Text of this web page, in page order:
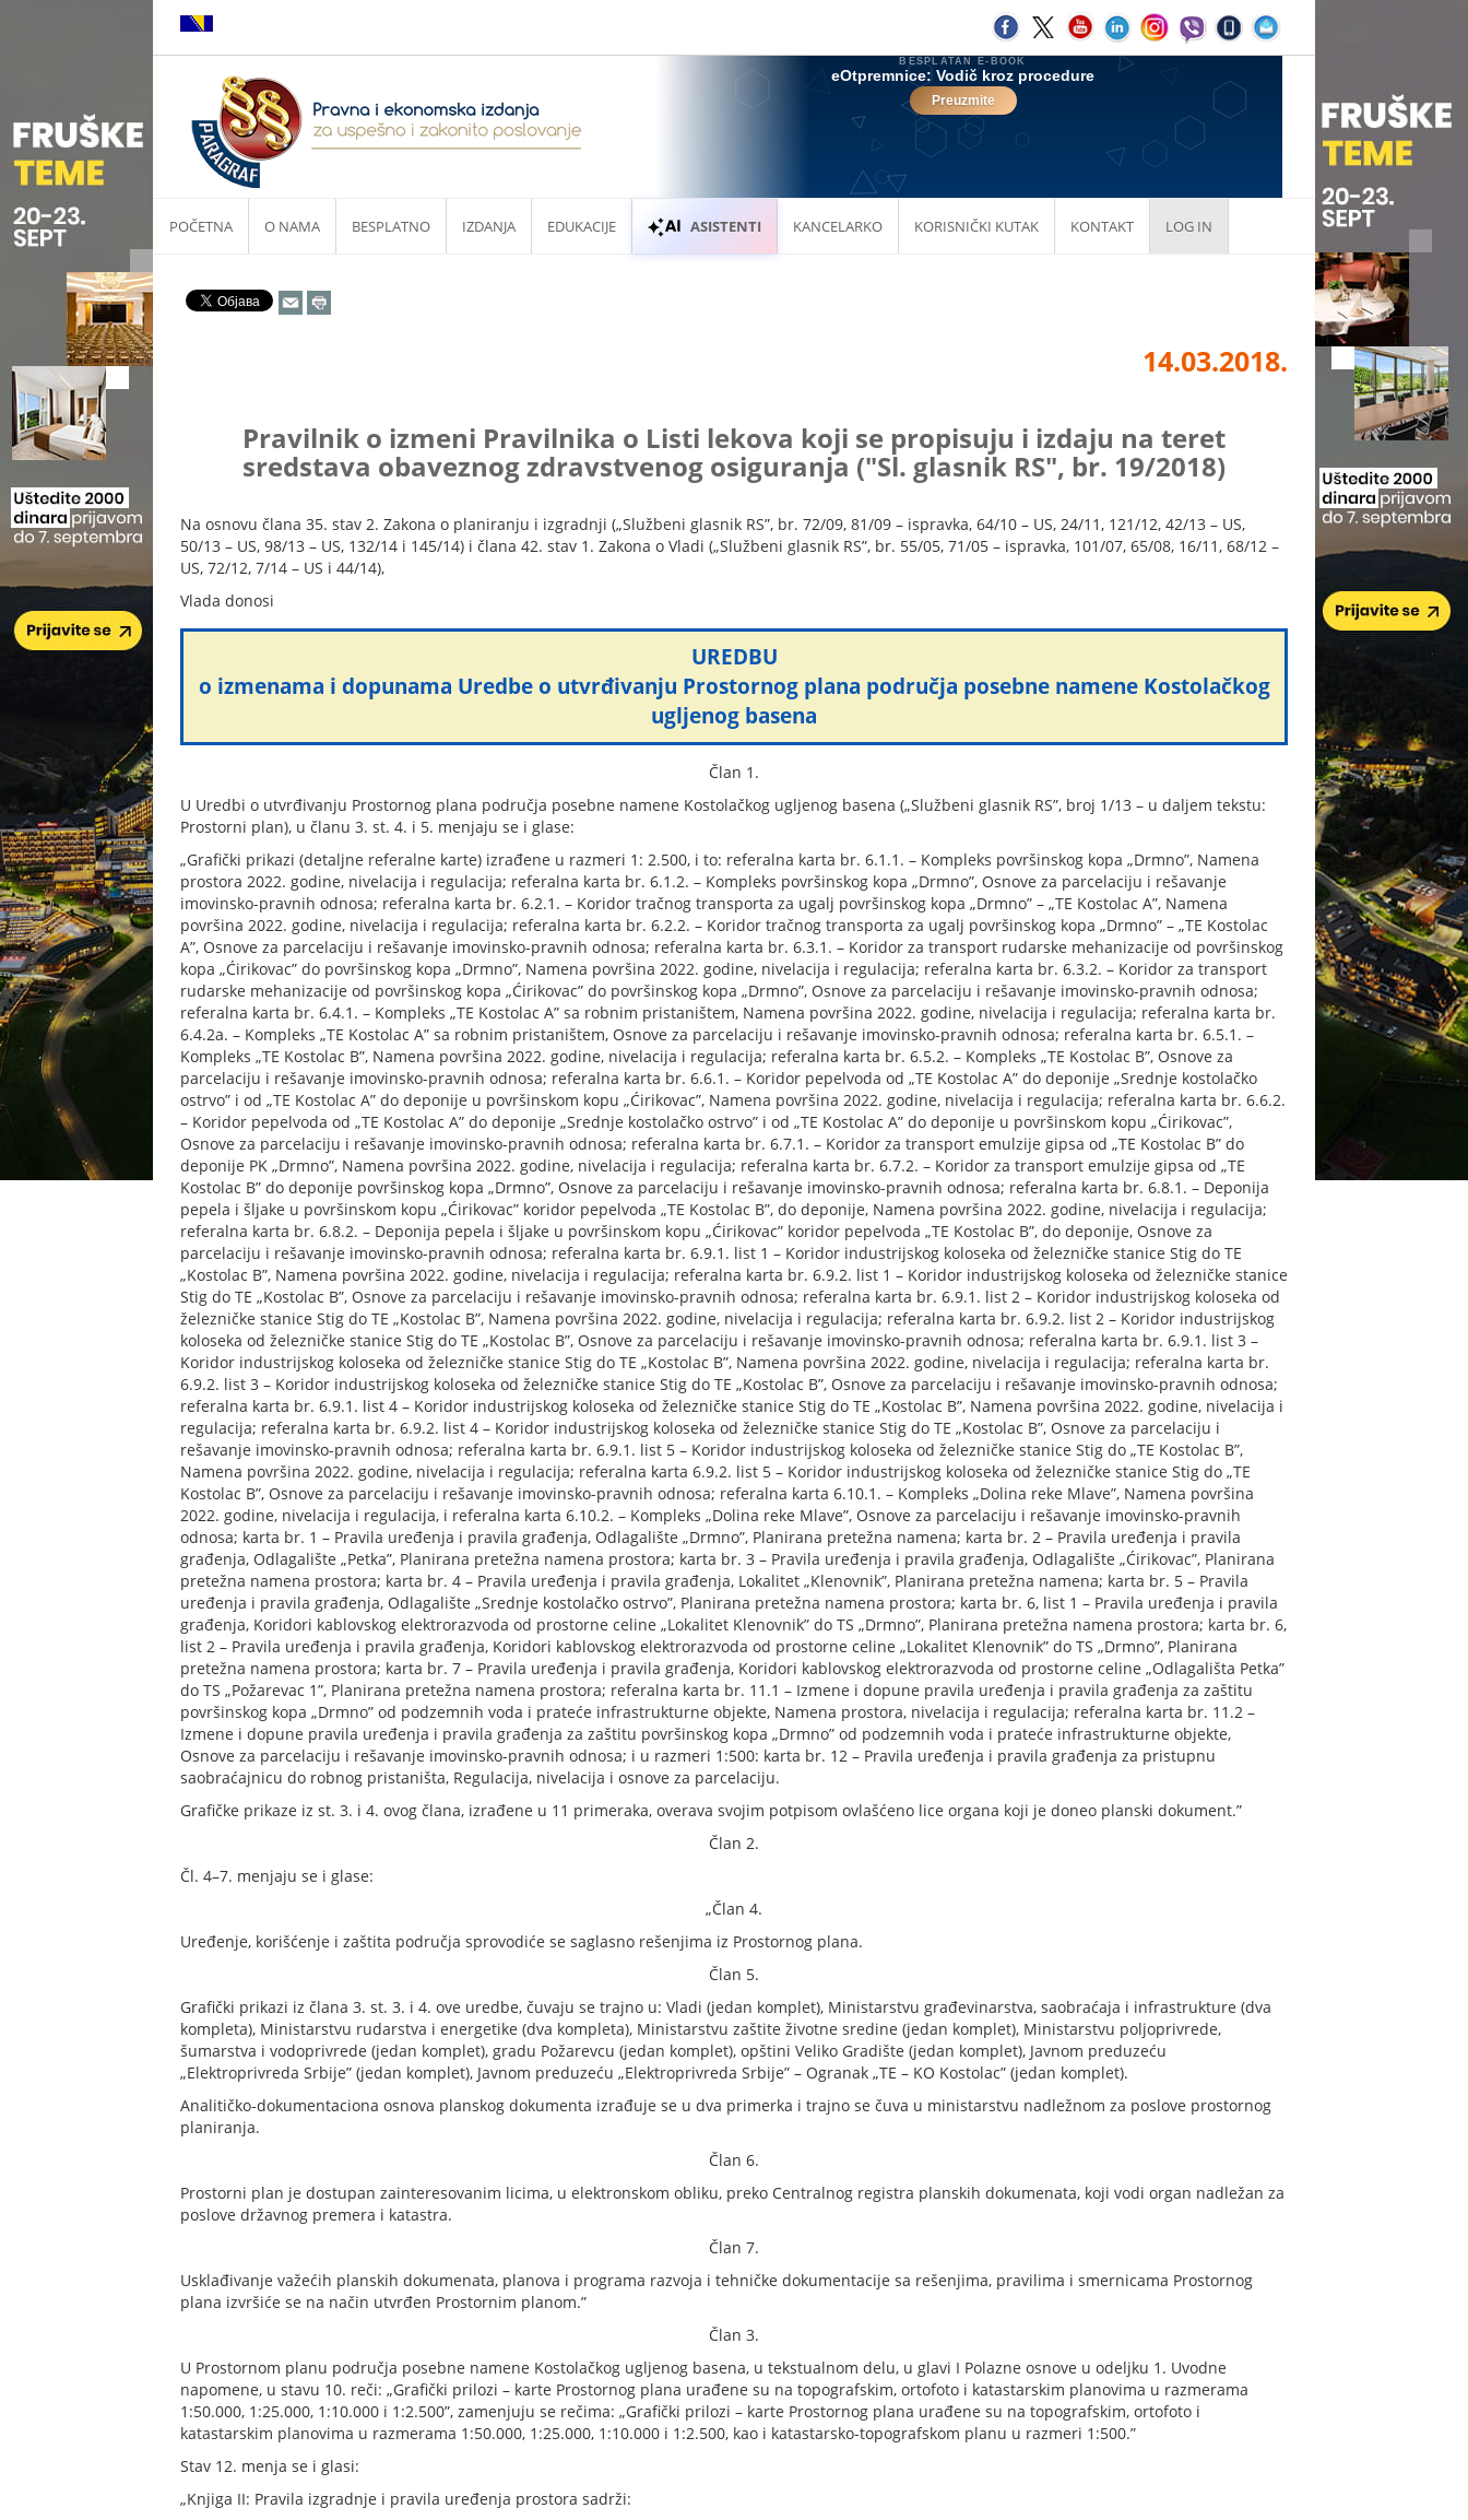
POČETNA O NAMA BESPLATNO IZDANJA EDUKACIJE ASISTENTI KANCELARKO KORISNIČKI KUTAK KONTAKT LOG IN
14.03.2018.
Pravilnik o izmeni Pravilnika o Listi lekova koji se propisuju i izdaju na teret
sredstava obaveznog zdravstvenog osiguranja ("Sl. glasnik RS", br. 19/2018)
Na osnovu člana 35. stav 2. Zakona o planiranju i izgradnji („Službeni glasnik RS”, br. 72/09, 81/09 – ispravka, 64/10 – US, 24/11, 121/12, 42/13 – US,
50/13 – US, 98/13 – US, 132/14 i 145/14) i člana 42. stav 1. Zakona o Vladi („Službeni glasnik RS”, br. 55/05, 71/05 – ispravka, 101/07, 65/08, 16/11, 68/12 –
US, 72/12, 7/14 – US i 44/14),
Vlada donosi
UREDBU
o izmenama i dopunama Uredbe o utvrđivanju Prostornog plana područja posebne namene Kostolačkog
ugljenog basena
Član 1.
U Uredbi o utvrđivanju Prostornog plana područja posebne namene Kostolačkog ugljenog basena („Službeni glasnik RS”, broj 1/13 – u daljem tekstu:
Prostorni plan), u članu 3. st. 4. i 5. menjaju se i glase:
„Grafički prikazi (detaljne referalne karte) izrađene u razmeri 1: 2.500, i to: referalna karta br. 6.1.1. – Kompleks površinskog kopa „Drmno”, Namena
prostora 2022. godine, nivelacija i regulacija; referalna karta br. 6.1.2. – Kompleks površinskog kopa „Drmno”, Osnove za parcelaciju i rešavanje
imovinsko-pravnih odnosa; referalna karta br. 6.2.1. – Koridor tračnog transporta za ugalj površinskog kopa „Drmno” – „TE Kostolac A”, Namena
površina 2022. godine, nivelacija i regulacija; referalna karta br. 6.2.2. – Koridor tračnog transporta za ugalj površinskog kopa „Drmno” – „TE Kostolac
A”, Osnove za parcelaciju i rešavanje imovinsko-pravnih odnosa; referalna karta br. 6.3.1. – Koridor za transport rudarske mehanizacije od površinskog
kopa „Ćirikovac” do površinskog kopa „Drmno”, Namena površina 2022. godine, nivelacija i regulacija; referalna karta br. 6.3.2. – Koridor za transport
rudarske mehanizacije od površinskog kopa „Ćirikovac” do površinskog kopa „Drmno”, Osnove za parcelaciju i rešavanje imovinsko-pravnih odnosa;
referalna karta br. 6.4.1. – Kompleks „TE Kostolac A” sa robnim pristaništem, Namena površina 2022. godine, nivelacija i regulacija; referalna karta br.
6.4.2a. – Kompleks „TE Kostolac A” sa robnim pristaništem, Osnove za parcelaciju i rešavanje imovinsko-pravnih odnosa; referalna karta br. 6.5.1. –
Kompleks „TE Kostolac B”, Namena površina 2022. godine, nivelacija i regulacija; referalna karta br. 6.5.2. – Kompleks „TE Kostolac B”, Osnove za
parcelaciju i rešavanje imovinsko-pravnih odnosa; referalna karta br. 6.6.1. – Koridor pepelvoda od „TE Kostolac A” do deponije „Srednje kostolačko
ostrvo” i od „TE Kostolac A” do deponije u površinskom kopu „Ćirikovac”, Namena površina 2022. godine, nivelacija i regulacija; referalna karta br. 6.6.2.
– Koridor pepelvoda od „TE Kostolac A” do deponije „Srednje kostolačko ostrvo” i od „TE Kostolac A” do deponije u površinskom kopu „Ćirikovac”,
Osnove za parcelaciju i rešavanje imovinsko-pravnih odnosa; referalna karta br. 6.7.1. – Koridor za transport emulzije gipsa od „TE Kostolac B” do
deponije PK „Drmno”, Namena površina 2022. godine, nivelacija i regulacija; referalna karta br. 6.7.2. – Koridor za transport emulzije gipsa od „TE
Kostolac B” do deponije površinskog kopa „Drmno”, Osnove za parcelaciju i rešavanje imovinsko-pravnih odnosa; referalna karta br. 6.8.1. – Deponija
pepela i šljake u površinskom kopu „Ćirikovac” koridor pepelvoda „TE Kostolac B”, do deponije, Namena površina 2022. godine, nivelacija i regulacija;
referalna karta br. 6.8.2. – Deponija pepela i šljake u površinskom kopu „Ćirikovac” koridor pepelvoda „TE Kostolac B”, do deponije, Osnove za
parcelaciju i rešavanje imovinsko-pravnih odnosa; referalna karta br. 6.9.1. list 1 – Koridor industrijskog koloseka od železničke stanice Stig do TE
„Kostolac B”, Namena površina 2022. godine, nivelacija i regulacija; referalna karta br. 6.9.2. list 1 – Koridor industrijskog koloseka od železničke stanice
Stig do TE „Kostolac B”, Osnove za parcelaciju i rešavanje imovinsko-pravnih odnosa; referalna karta br. 6.9.1. list 2 – Koridor industrijskog koloseka od
železničke stanice Stig do TE „Kostolac B”, Namena površina 2022. godine, nivelacija i regulacija; referalna karta br. 6.9.2. list 2 – Koridor industrijskog
koloseka od železničke stanice Stig do TE „Kostolac B”, Osnove za parcelaciju i rešavanje imovinsko-pravnih odnosa; referalna karta br. 6.9.1. list 3 –
Koridor industrijskog koloseka od železničke stanice Stig do TE „Kostolac B”, Namena površina 2022. godine, nivelacija i regulacija; referalna karta br.
6.9.2. list 3 – Koridor industrijskog koloseka od železničke stanice Stig do TE „Kostolac B”, Osnove za parcelaciju i rešavanje imovinsko-pravnih odnosa;
referalna karta br. 6.9.1. list 4 – Koridor industrijskog koloseka od železničke stanice Stig do TE „Kostolac B”, Namena površina 2022. godine, nivelacija i
regulacija; referalna karta br. 6.9.2. list 4 – Koridor industrijskog koloseka od železničke stanice Stig do TE „Kostolac B”, Osnove za parcelaciju i
rešavanje imovinsko-pravnih odnosa; referalna karta br. 6.9.1. list 5 – Koridor industrijskog koloseka od železničke stanice Stig do „TE Kostolac B”,
Namena površina 2022. godine, nivelacija i regulacija; referalna karta 6.9.2. list 5 – Koridor industrijskog koloseka od železničke stanice Stig do „TE
Kostolac B”, Osnove za parcelaciju i rešavanje imovinsko-pravnih odnosa; referalna karta 6.10.1. – Kompleks „Dolina reke Mlave”, Namena površina
2022. godine, nivelacija i regulacija, i referalna karta 6.10.2. – Kompleks „Dolina reke Mlave”, Osnove za parcelaciju i rešavanje imovinsko-pravnih
odnosa; karta br. 1 – Pravila uređenja i pravila građenja, Odlagalište „Drmno”, Planirana pretežna namena; karta br. 2 – Pravila uređenja i pravila
građenja, Odlagalište „Petka”, Planirana pretežna namena prostora; karta br. 3 – Pravila uređenja i pravila građenja, Odlagalište „Ćirikovac”, Planirana
pretežna namena prostora; karta br. 4 – Pravila uređenja i pravila građenja, Lokalitet „Klenovnik”, Planirana pretežna namena; karta br. 5 – Pravila
uređenja i pravila građenja, Odlagalište „Srednje kostolačko ostrvo”, Planirana pretežna namena prostora; karta br. 6, list 1 – Pravila uređenja i pravila
građenja, Koridori kablovskog elektrorazvoda od prostorne celine „Lokalitet Klenovnik” do TS „Drmno”, Planirana pretežna namena prostora; karta br. 6,
list 2 – Pravila uređenja i pravila građenja, Koridori kablovskog elektrorazvoda od prostorne celine „Lokalitet Klenovnik” do TS „Drmno”, Planirana
pretežna namena prostora; karta br. 7 – Pravila uređenja i pravila građenja, Koridori kablovskog elektrorazvoda od prostorne celine „Odlagališta Petka”
do TS „Požarevac 1”, Planirana pretežna namena prostora; referalna karta br. 11.1 – Izmene i dopune pravila uređenja i pravila građenja za zaštitu
površinskog kopa „Drmno” od podzemnih voda i prateće infrastrukturne objekte, Namena prostora, nivelacija i regulacija; referalna karta br. 11.2 –
Izmene i dopune pravila uređenja i pravila građenja za zaštitu površinskog kopa „Drmno” od podzemnih voda i prateće infrastrukturne objekte,
Osnove za parcelaciju i rešavanje imovinsko-pravnih odnosa; i u razmeri 1:500: karta br. 12 – Pravila uređenja i pravila građenja za pristupnu
saobraćajnicu do robnog pristaništa, Regulacija, nivelacija i osnove za parcelaciju.
Grafičke prikaze iz st. 3. i 4. ovog člana, izrađene u 11 primeraka, overava svojim potpisom ovlašćeno lice organa koji je doneo planski dokument.”
Član 2.
Čl. 4–7. menjaju se i glase:
„Član 4.
Uređenje, korišćenje i zaštita područja sprovodiće se saglasno rešenjima iz Prostornog plana.
Član 5.
Grafički prikazi iz člana 3. st. 3. i 4. ove uredbe, čuvaju se trajno u: Vladi (jedan komplet), Ministarstvu građevinarstva, saobraćaja i infrastrukture (dva
kompleta), Ministarstvu rudarstva i energetike (dva kompleta), Ministarstvu zaštite životne sredine (jedan komplet), Ministarstvu poljoprivrede,
šumarstva i vodoprivrede (jedan komplet), gradu Požarevcu (jedan komplet), opštini Veliko Gradište (jedan komplet), Javnom preduzeću
„Elektroprivreda Srbije” (jedan komplet), Javnom preduzeću „Elektroprivreda Srbije” – Ogranak „TE – KO Kostolac” (jedan komplet).
Analitičko-dokumentaciona osnova planskog dokumenta izrađuje se u dva primerka i trajno se čuva u ministarstvu nadležnom za poslove prostornog
planiranja.
Član 6.
Prostorni plan je dostupan zainteresovanim licima, u elektronskom obliku, preko Centralnog registra planskih dokumenata, koji vodi organ nadležan za
poslove državnog premera i katastra.
Član 7.
Usklađivanje važećih planskih dokumenata, planova i programa razvoja i tehničke dokumentacije sa rešenjima, pravilima i smernicama Prostornog
plana izvršiće se na način utvrđen Prostornim planom.”
Član 3.
U Prostornom planu područja posebne namene Kostolačkog ugljenog basena, u tekstualnom delu, u glavi I Polazne osnove u odeljku 1. Uvodne
napomene, u stavu 10. reči: „Grafički prilozi – karte Prostornog plana urađene su na topografskim, ortofoto i katastarskim planovima u razmerama
1:50.000, 1:25.000, 1:10.000 i 1:2.500”, zamenjuju se rečima: „Grafički prilozi – karte Prostornog plana urađene su na topografskim, ortofoto i
katastarskim planovima u razmerama 1:50.000, 1:25.000, 1:10.000 i 1:2.500, kao i katastarsko-topografskom planu u razmeri 1:500.”
Stav 12. menja se i glasi:
„Knjiga II: Pravila izgradnje i pravila uređenja prostora sadrži: